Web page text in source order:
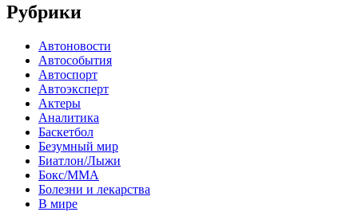
Рубрики
Автоновости
Автособытия
Автоспорт
Автоэксперт
Актеры
Аналитика
Баскетбол
Безумный мир
Биатлон/Лыжи
Бокс/MMA
Болезни и лекарства
В мире